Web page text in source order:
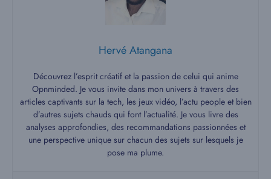
Hervé Atangana
Découvrez l’esprit créatif et la passion de celui qui anime
Opnminded. Je vous invite dans mon univers à travers des
articles captivants sur la tech, les jeux vidéo, l’actu people et bien
d’autres sujets chauds qui font l’actualité. Je vous livre des
analyses approfondies, des recommandations passionnées et
une perspective unique sur chacun des sujets sur lesquels je
pose ma plume.